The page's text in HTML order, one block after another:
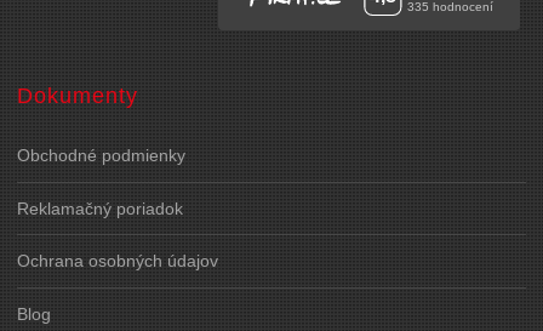
Dokumenty
Obchodné podmienky
Reklamačný poriadok
Ochrana osobných údajov
Blog